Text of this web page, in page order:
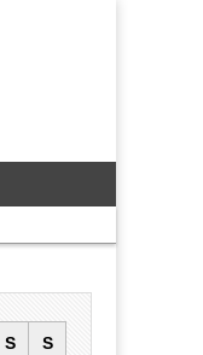
S S